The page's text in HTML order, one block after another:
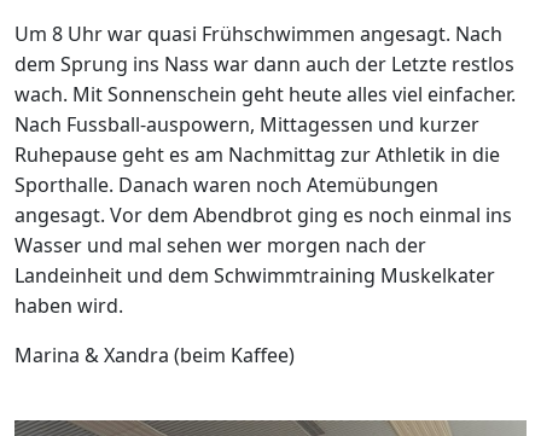
Um 8 Uhr war quasi Frühschwimmen angesagt. Nach
dem Sprung ins Nass war dann auch der Letzte restlos
wach. Mit Sonnenschein geht heute alles viel einfacher.
Nach Fussball-auspowern, Mittagessen und kurzer
Ruhepause geht es am Nachmittag zur Athletik in die
Sporthalle. Danach waren noch Atemübungen
angesagt. Vor dem Abendbrot ging es noch einmal ins
Wasser und mal sehen wer morgen nach der
Landeinheit und dem Schwimmtraining Muskelkater
haben wird.
Marina & Xandra (beim Kaffee)